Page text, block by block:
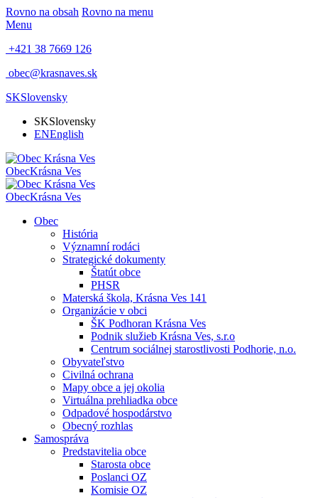
Rovno na obsah Rovno na menu
Menu
+421 38 7669 126
obec@krasnaves.sk
SKSlovensky
SKSlovensky
ENEnglish
ObecKrásna Ves
ObecKrásna Ves
Obec
História
Významní rodáci
Strategické dokumenty
Štatút obce
PHSR
Materská škola, Krásna Ves 141
Organizácie v obci
ŠK Podhoran Krásna Ves
Podnik služieb Krásna Ves, s.r.o
Centrum sociálnej starostlivosti Podhorie, n.o.
Obyvateľstvo
Civilná ochrana
Mapy obce a jej okolia
Virtuálna prehliadka obce
Odpadové hospodárstvo
Obecný rozhlas
Samospráva
Predstavitelia obce
Starosta obce
Poslanci OZ
Komisie OZ